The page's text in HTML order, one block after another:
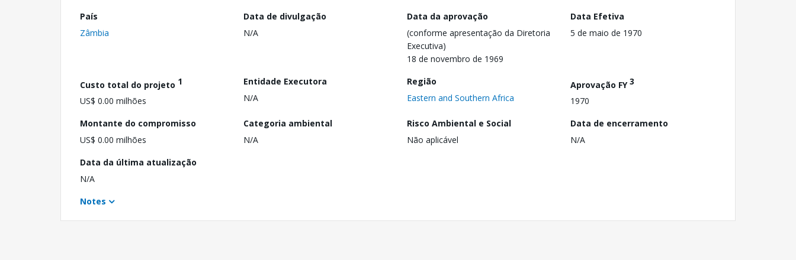
País
Zâmbia
Data de divulgação
N/A
Data da aprovação
(conforme apresentação da Diretoria
Executiva)
18 de novembro de 1969
Data Efetiva
5 de maio de 1970
Custo total do projeto 1
US$ 0.00 milhões
Entidade Executora
N/A
Região
Eastern and Southern Africa
Aprovação FY3
1970
Montante do compromisso
US$ 0.00 milhões
Categoria ambiental
N/A
Risco Ambiental e Social
Não aplicável
Data de encerramento
N/A
Data da última atualização
N/A
Notes